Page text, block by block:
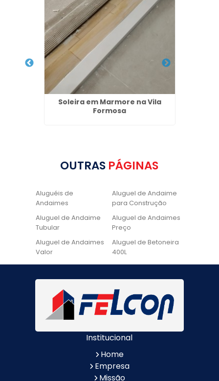
Soleira em Marmore na Vila
Formosa
OUTRAS PÁGINAS
Aluguéis de
Andaimes
Aluguel de Andaime
para Construção
Aluguel de Andaime
Tubular
Aluguel de Andaimes
Preço
Aluguel de Andaimes
Valor
Aluguel de Betoneira
400L
Aluguel de Betoneira
Cadeira de Pintura
Locação de Andaime
Preço
Locação de Andaime
Tubular
Locação de Andaime
Locação de
Quanto Custa
Andaimes
Valor do Aluguel de
Institucional
Home
Empresa
Missão